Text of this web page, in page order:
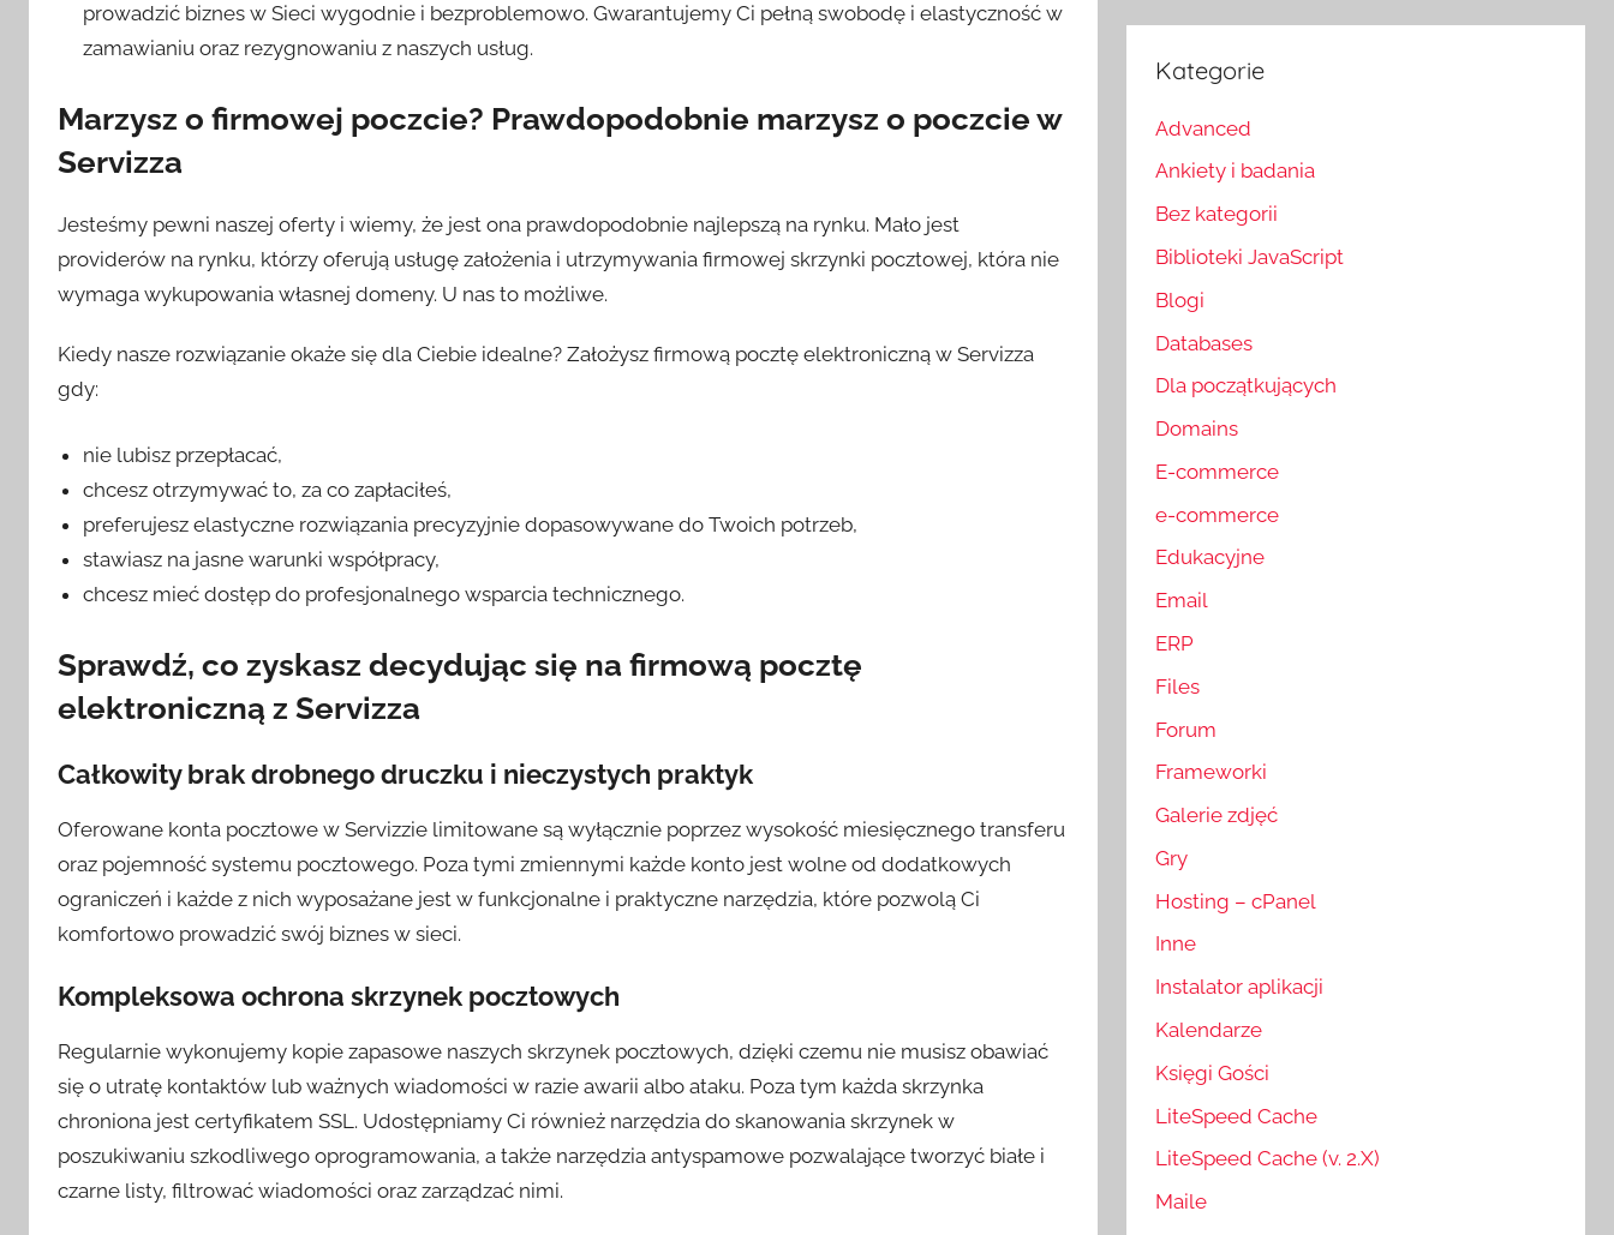
prowadzić biznes w Sieci wygodnie i bezproblemowo. Gwarantujemy Ci pełną swobodę i elastyczność w
zamawianiu oraz rezygnowaniu z naszych usług.
Marzysz o firmowej poczcie? Prawdopodobnie marzysz o poczcie w
Servizza
Jesteśmy pewni naszej oferty i wiemy, że jest ona prawdopodobnie najlepszą na rynku. Mało jest
providerów na rynku, którzy oferują usługę założenia i utrzymywania firmowej skrzynki pocztowej, która nie
wymaga wykupowania własnej domeny. U nas to możliwe.
Kiedy nasze rozwiązanie okaże się dla Ciebie idealne? Założysz firmową pocztę elektroniczną w Servizza
gdy:
nie lubisz przepłacać,
chcesz otrzymywać to, za co zapłaciłeś,
preferujesz elastyczne rozwiązania precyzyjnie dopasowywane do Twoich potrzeb,
stawiasz na jasne warunki współpracy,
chcesz mieć dostęp do profesjonalnego wsparcia technicznego.
Sprawdź, co zyskasz decydując się na firmową pocztę
elektroniczną z Servizza
Całkowity brak drobnego druczku i nieczystych praktyk
Oferowane konta pocztowe w Servizzie limitowane są wyłącznie poprzez wysokość miesięcznego transferu
oraz pojemność systemu pocztowego. Poza tymi zmiennymi każde konto jest wolne od dodatkowych
ograniczeń i każde z nich wyposażane jest w funkcjonalne i praktyczne narzędzia, które pozwolą Ci
komfortowo prowadzić swój biznes w sieci.
Kompleksowa ochrona skrzynek pocztowych
Regularnie wykonujemy kopie zapasowe naszych skrzynek pocztowych, dzięki czemu nie musisz obawiać
się o utratę kontaktów lub ważnych wiadomości w razie awarii albo ataku. Poza tym każda skrzynka
chroniona jest certyfikatem SSL. Udostępniamy Ci również narzędzia do skanowania skrzynek w
poszukiwaniu szkodliwego oprogramowania, a także narzędzia antyspamowe pozwalające tworzyć białe i
czarne listy, filtrować wiadomości oraz zarządzać nimi.
Kategorie
Advanced
Ankiety i badania
Bez kategorii
Biblioteki JavaScript
Blogi
Databases
Dla początkujących
Domains
E-commerce
e-commerce
Edukacyjne
Email
ERP
Files
Forum
Frameworki
Galerie zdjęć
Gry
Hosting – cPanel
Inne
Instalator aplikacji
Kalendarze
Księgi Gości
LiteSpeed Cache
LiteSpeed Cache (v. 2.X)
Maile